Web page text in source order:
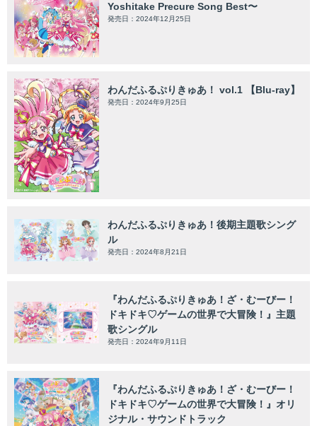
Yoshitake Precure Song Best〜
発売日：2024年12月25日
わんだふるぷりきゅあ！ vol.1 【Blu-ray】
発売日：2024年9月25日
わんだふるぷりきゅあ！後期主題歌シング
ル
発売日：2024年8月21日
『わんだふるぷりきゅあ！ざ・むーびー！
ドキドキ♡ゲームの世界で大冒険！』主題
歌シングル
発売日：2024年9月11日
『わんだふるぷりきゅあ！ざ・むーびー！
ドキドキ♡ゲームの世界で大冒険！』オリ
ジナル・サウンドトラック